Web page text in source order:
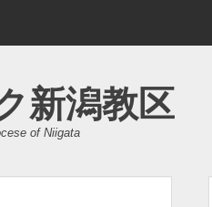
新潟教区
of Niigata